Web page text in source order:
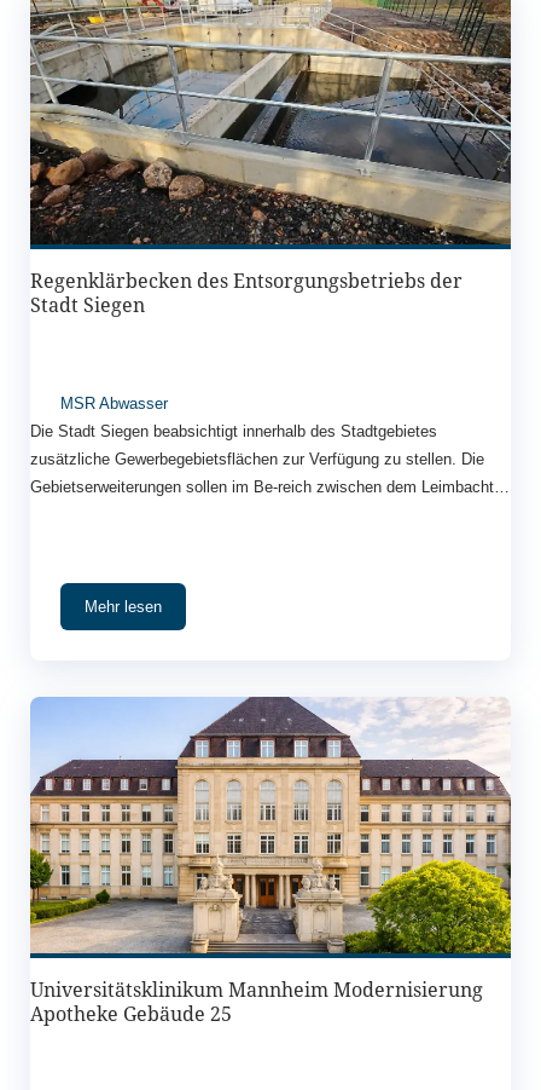
Regenklärbecken des Entsorgungsbetriebs der
Stadt Siegen
MSR Abwasser
Die Stadt Siegen beabsichtigt innerhalb des Stadtgebietes
zusätzliche Gewerbegebietsflächen zur Verfügung zu stellen. Die
Gebietserweiterungen sollen im Be-reich zwischen dem Leimbachtal
(Regenklärbecken) ist ein Hochwasserrückhaltebecken im
Minnerbachtal geplant.
Mehr lesen
Universitätsklinikum Mannheim Modernisierung
Apotheke Gebäude 25